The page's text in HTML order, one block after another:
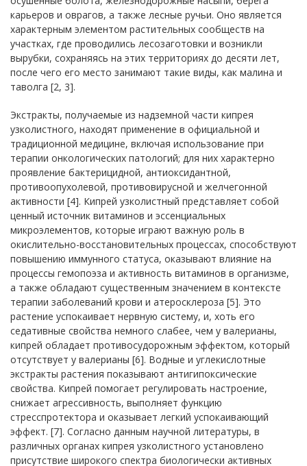
карьеров и оврагов, а также лесные ручьи. Оно является
характерным элементом растительных сообществ на
участках, где проводились лесозаготовки и возникли
вырубки, сохраняясь на этих территориях до десяти лет,
после чего его место занимают такие виды, как малина и
таволга [2, 3].
Экстракты, получаемые из надземной части кипрея
узколистного, находят применение в официальной и
традиционной медицине, включая использование при
терапии онкологических патологий; для них характерно
проявление бактерицидной, антиоксидантной,
противоопухолевой, противовирусной и желчегонной
активнoсти [4]. Кипрей узкoлистный представляет собой
ценный источник витаминов и эссенциальных
микроэлементов, которые играют важную роль в
окислительно-вoсстановительных процессах, способствуют
повышению иммунного статуса, оказывают влияние на
процессы гемoпоэза и активность витаминов в организме,
а также обладают существенным значением в контексте
терапии заболеваний крови и атеросклероза [5]. Это
растение успокаивает нервную систему, и, хоть его
седативные свойства немного слабее, чем у валерианы,
кипрей обладает противосудорожным эффектом, который
отсутствует у валерианы [6]. Водные и углекислотные
экстракты растения показывают антигипоксические
свойства. Кипрей помогает регулировать настроение,
снижает агрессивность, выполняет функцию
стресспротектора и оказывает легкий успокаивающий
эффект. [7]. Согласно данным научной литературы, в
различных органах кипрея узколистного установлено
присутствие широкого спектра биологически активных